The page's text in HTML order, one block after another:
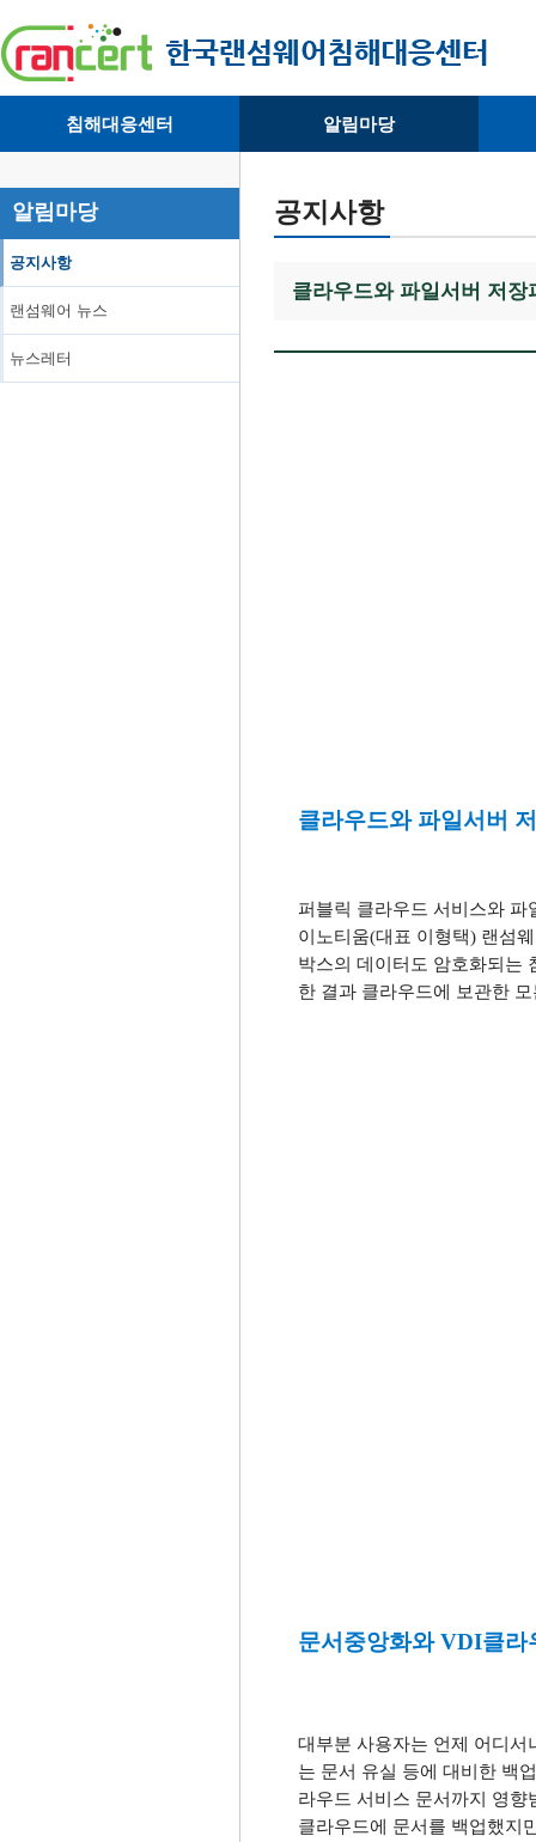
침해대응센터
· 침해피해신고
· 개인정보취급방침
알림마당
· 뉴스레터
알림마당
공지사항
랜섬웨어 뉴스
뉴스레터
공지사항
클라우드와 파일서버 저장
클라우드와 파일서버
퍼블릭 클라우드 서비스와
이노티움(대표 이형택) 랜섬
박스의 데이터도 암호화되는
한 결과 클라우드에 보관한
문서중앙화와VDI클라
대부분 사용자는 언제 어디
는 문서 유실 등에 대비한 백
라우드 서비스 문서까지 영향
클라우드에 문서를 백업했지